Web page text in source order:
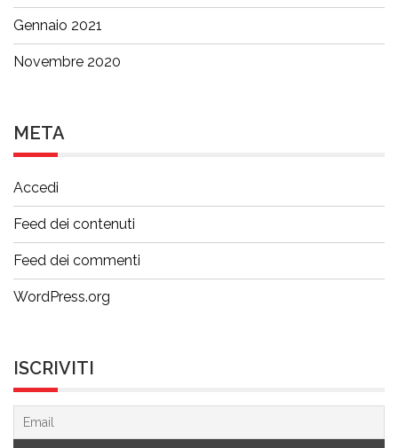
Gennaio 2021
Novembre 2020
META
Accedi
Feed dei contenuti
Feed dei commenti
WordPress.org
ISCRIVITI